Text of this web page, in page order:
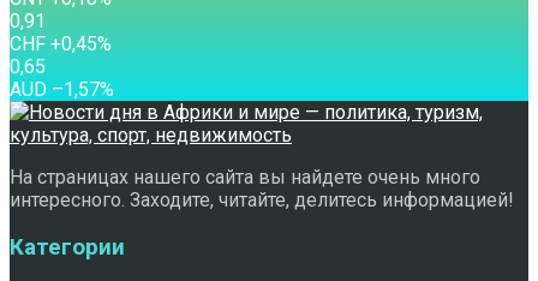
0,91
CHF +0,45%
0,65
AUD –1,57%
На страницах нашего сайта вы найдете очень много
интересного. Заходите, читайте, делитесь информацией!
Категории